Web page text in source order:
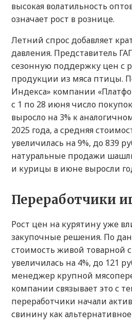
высокая волатильность
означает рост в рознице.
Летний спрос добавляет
давления. Представитель
сезонную поддержку цен с
продукции из мяса птицы.
Индекса» компании
с 1 по 28 июня число
выросло на 3% к
2025 года, а средняя
увеличилась на 9%, до 839
натуральные продажи
и курицы в июне выросли
Переработчики
Рост цен на курятину уже
закупочные решения. По
стоимость живой товарной
увеличилась на 4%, до 121
менеджер крупной
компании связывает это с
переработчики начали
свинину как